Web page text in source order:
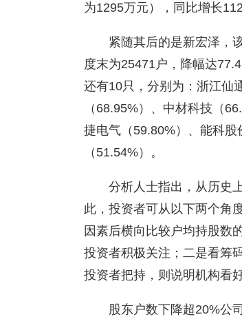
为1295万元），同比增长
紧随其后的是新宏泽，
度末为25471户，降幅达
还有10只，分别为：浙江仙
（68.95%）、中材科技（
捷电气（59.80%）、能科
（51.54%）。
分析人士指出，从历史
此，投资者可从以下两个角
因素后横向比较户均持股数
投资者积极关注；二是看筹
投资者把持，则说明机构看好
股东户数下降超20%公